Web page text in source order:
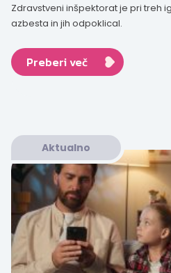
Zdravstveni inšpektorat je pri treh
azbesta in jih odpoklical.
Preberi več
Aktualno